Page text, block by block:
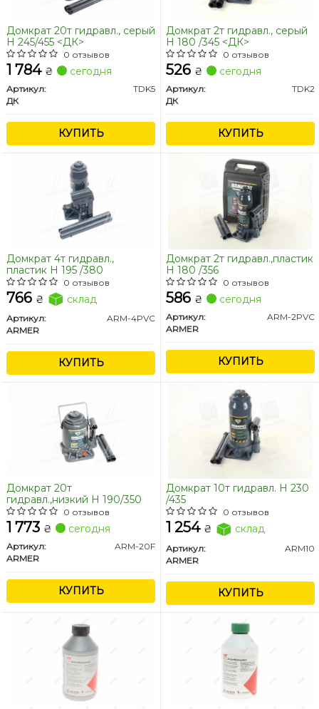
Домкрат 20т гидравл., серый
H 245/455 <ДК>
0 отзывов
1 784 ₴ сегодня
Артикул:
TDK5
ДК
КУПИТЬ
Домкрат 2т гидравл., серый
H 180 /345 <ДК>
0 отзывов
526 ₴ сегодня
Артикул:
TDK2
ДК
КУПИТЬ
Домкрат 4т гидравл.,
пластик H 195 /380
0 отзывов
766 ₴ склад
Артикул:
ARM-4PVC
ARMER
КУПИТЬ
Домкрат 2т гидравл.,пластик
H 180 /356
0 отзывов
586 ₴ сегодня
Артикул:
ARM-2PVC
ARMER
КУПИТЬ
Домкрат 20т
гидравл.,низкий H 190/350
0 отзывов
1 773 ₴ сегодня
Артикул:
ARM-20F
ARMER
КУПИТЬ
Домкрат 10т гидравл. H 230
/435
0 отзывов
1 254 ₴ склад
Артикул:
ARM10
ARMER
КУПИТЬ